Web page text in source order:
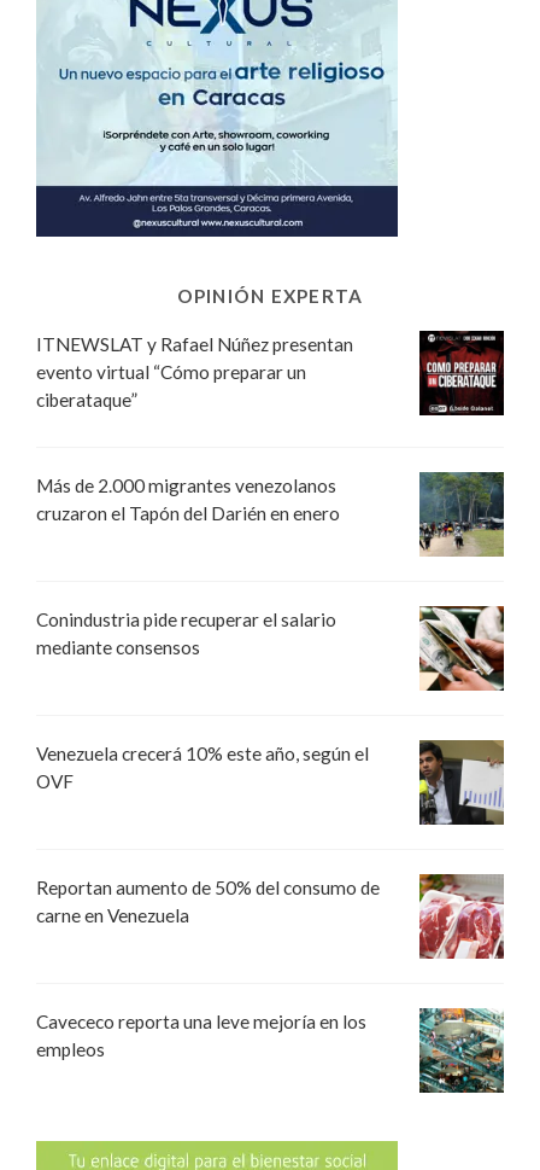
OPINIÓN EXPERTA
ITNEWSLAT y Rafael Núñez presentan
evento virtual “Cómo preparar un
ciberataque”
Más de 2.000 migrantes venezolanos
cruzaron el Tapón del Darién en enero
Conindustria pide recuperar el salario
mediante consensos
Venezuela crecerá 10% este año, según el
OVF
Reportan aumento de 50% del consumo de
carne en Venezuela
Cavececo reporta una leve mejoría en los
empleos